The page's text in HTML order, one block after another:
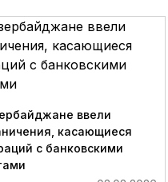
ввели
касающиеся
с банковскими